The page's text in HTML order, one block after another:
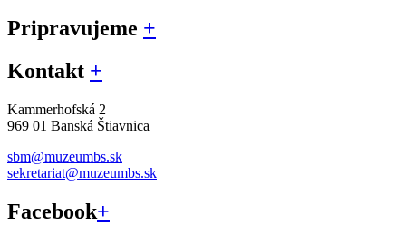
Pripravujeme +
Kontakt +
Kammerhofská 2
969 01 Banská Štiavnica
sbm@muzeumbs.sk
sekretariat@muzeumbs.sk
Facebook+